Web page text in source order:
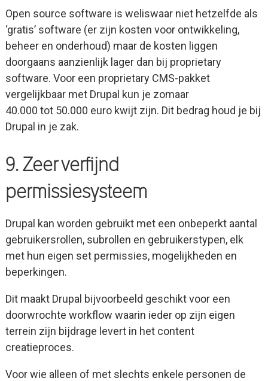
Open source software is weliswaar niet hetzelfde als
‘gratis’ software (er zijn kosten voor ontwikkeling,
beheer en onderhoud) maar de kosten liggen
doorgaans aanzienlijk lager dan bij proprietary
software. Voor een proprietary CMS-pakket
vergelijkbaar met Drupal kun je zomaar
40.000 tot 50.000 euro kwijt zijn. Dit bedrag houd je bij
Drupal in je zak.
9. Zeer verfijnd
permissiesysteem
Drupal kan worden gebruikt met een onbeperkt aantal
gebruikersrollen, subrollen en gebruikerstypen, elk
met hun eigen set permissies, mogelijkheden en
beperkingen.
Dit maakt Drupal bijvoorbeeld geschikt voor een
doorwrochte workflow waarin ieder op zijn eigen
terrein zijn bijdrage levert in het content
creatieproces.
Voor wie alleen of met slechts enkele personen de